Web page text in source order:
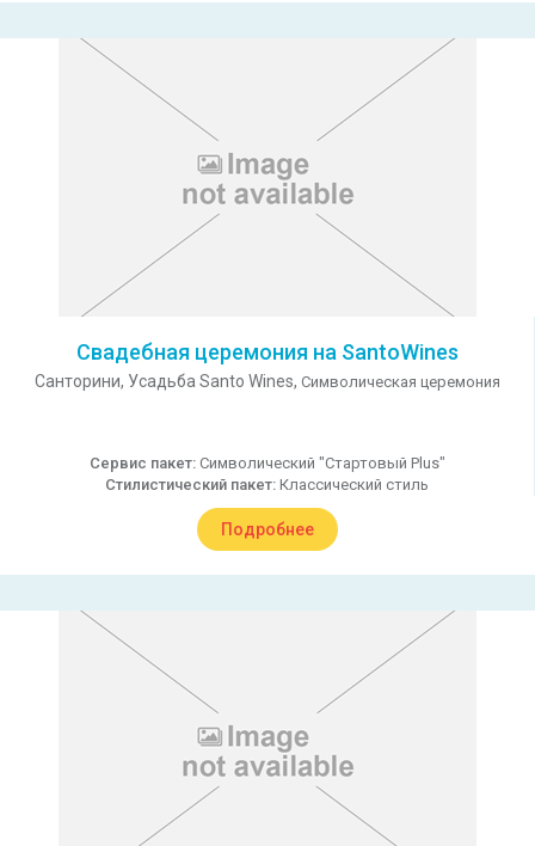
Свадебная церемония на SantoWines
Санторини, Усадьба Santo Wines, Символическая церемония
Сервис пакет: Символический "Стартовый Plus"
Стилистический пакет: Классический стиль
Подробнее